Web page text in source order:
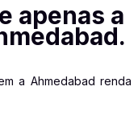
apenas a
a Ahmedabad renda